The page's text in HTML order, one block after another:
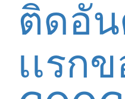
ติดอั
เเรก